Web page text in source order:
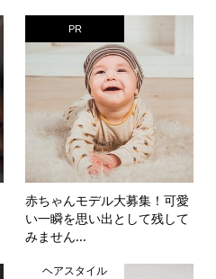
PR
赤ちゃんモデル大募集！可愛
い一瞬を思い出として残して
みません...
ヘアスタイル